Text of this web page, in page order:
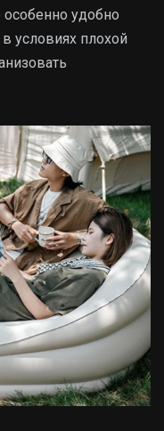
удобно
условиях плохой